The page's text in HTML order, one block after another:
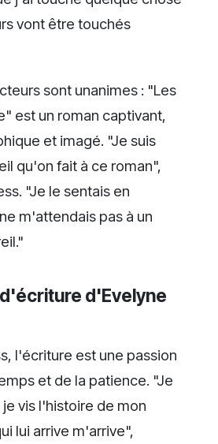
vont être touchés
sont unanimes : "Les
est un roman captivant,
et imagé. "Je suis
qu'on fait à ce roman",
"Je le sentais en
m'attendais pas à un
d'Evelyne
l'écriture est une passion
et de la patience. "Je
vis l'histoire de mon
lui arrive m'arrive",